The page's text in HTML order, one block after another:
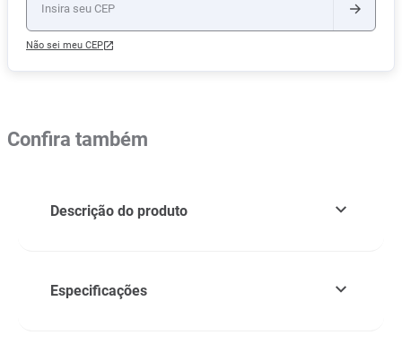
Não sei meu CEP
Confira também
Descrição do produto
Especificações